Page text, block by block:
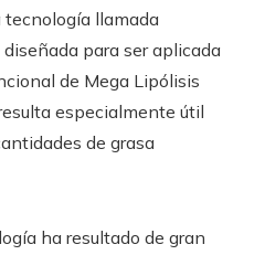
tecnología llamada
para ser aplicada
de Mega Lipólisis
especialmente útil
de grasa
ha resultado de gran